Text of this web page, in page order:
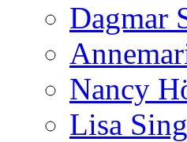
Dagmar
Nancy
Lisa